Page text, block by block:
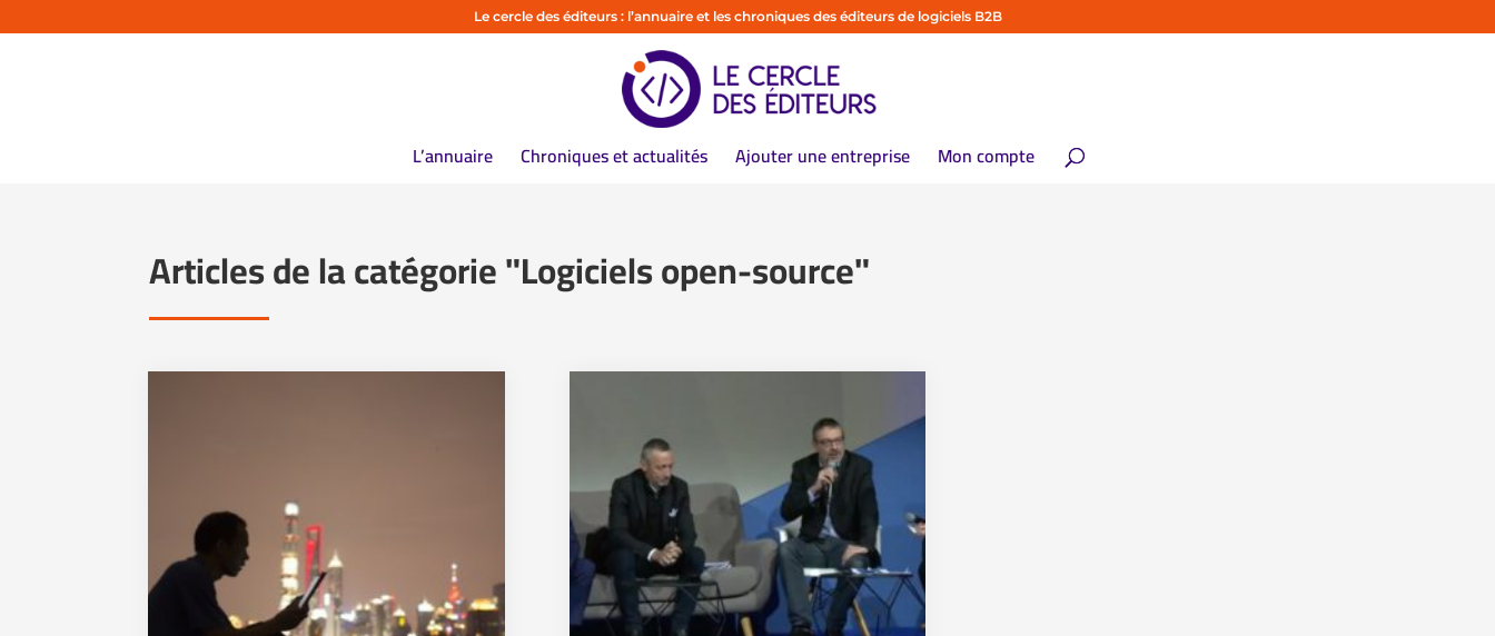
Le cercle des éditeurs : l’annuaire et les chroniques des éditeurs de logiciels B2B
L’annuaire Chroniques et actualités Ajouter une entreprise Mon compte
Articles de la catégorie "Logiciels open-source"